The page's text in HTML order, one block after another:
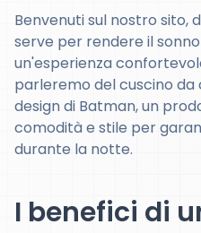
Benvenuti sul nostro
serve per rendere il
un'esperienza
parleremo del cuscino
design di Batman, un
comodità e stile per
durante la notte.
I benefici di